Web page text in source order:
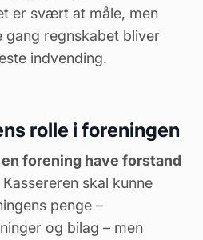
er svært at måle, men
regnskabet bliver
indvending.
rolle i foreningen
forening have forstand
Kassereren skal kunne
penge –
og bilag – men